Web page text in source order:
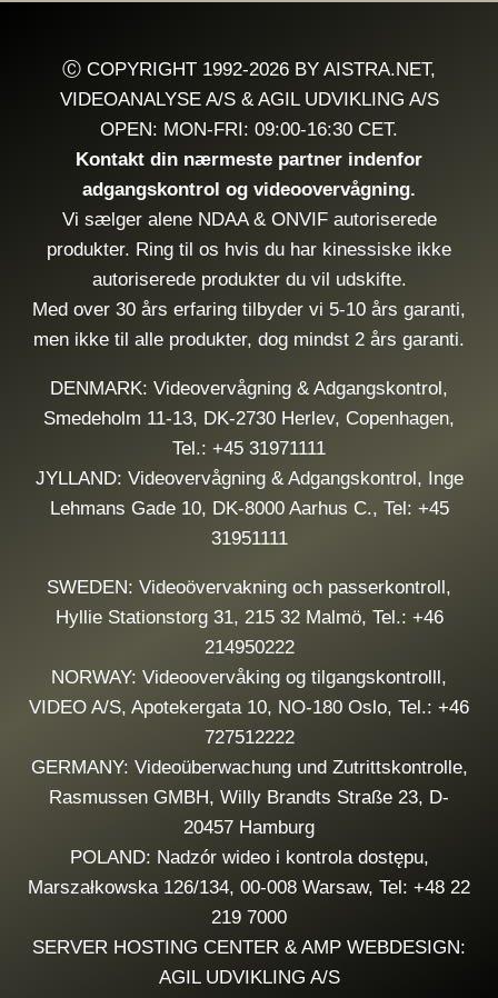
Ⓒ COPYRIGHT 1992-2026 BY AISTRA.NET,
VIDEOANALYSE A/S & AGIL UDVIKLING A/S
OPEN: MON-FRI: 09:00-16:30 CET.
Kontakt din nærmeste partner indenfor
adgangskontrol og videoovervågning.
Vi sælger alene NDAA & ONVIF autoriserede
produkter. Ring til os hvis du har kinessiske ikke
autoriserede produkter du vil udskifte.
Med over 30 års erfaring tilbyder vi 5-10 års garanti,
men ikke til alle produkter, dog mindst 2 års garanti.
DENMARK: Videovervågning & Adgangskontrol,
Smedeholm 11-13, DK-2730 Herlev, Copenhagen,
Tel.: +45 31971111
JYLLAND: Videovervågning & Adgangskontrol, Inge
Lehmans Gade 10, DK-8000 Aarhus C., Tel: +45
31951111
SWEDEN: Videoövervakning och passerkontroll,
Hyllie Stationstorg 31, 215 32 Malmö, Tel.: +46
214950222
NORWAY: Videoovervåking og tilgangskontrolll,
VIDEO A/S, Apotekergata 10, NO-180 Oslo, Tel.: +46
727512222
GERMANY: Videoüberwachung und Zutrittskontrolle,
Rasmussen GMBH, Willy Brandts Straße 23, D-
20457 Hamburg
POLAND: Nadzór wideo i kontrola dostępu,
Marszałkowska 126/134, 00-008 Warsaw, Tel: +48 22
219 7000
SERVER HOSTING CENTER & AMP WEBDESIGN:
AGIL UDVIKLING A/S